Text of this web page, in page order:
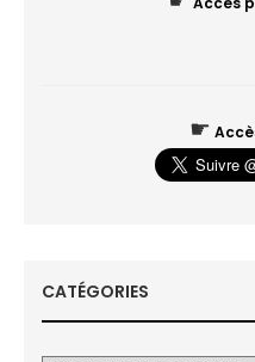
☛
CATÉGORIES